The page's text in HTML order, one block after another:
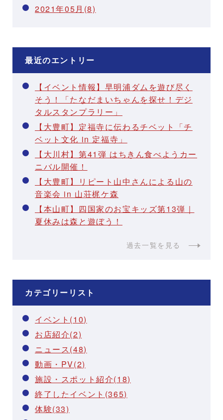
2021年05月(8)
最近のエントリー
【イベント情報】早明浦ダムを遊び尽く
そう！「たなだまいちゃんを探せ！デジ
タルスタンプラリー」
【大豊町】定福寺に伝わるチベット「チ
ベット文化 in 定福寺」
【大川村】第41弾 はちきん食べようカー
ニバル開催！
【大豊町】リピート山中さんによる山の
音楽会 in 山荘梶ケ森
【本山町】四国家のお宝キッズ第13弾｜
夏休みは森と遊ぼう！
過去一覧を見る
カテゴリーリスト
イベント(10)
お店紹介(2)
ニュース(48)
動画・PV(2)
施設・スポット紹介(18)
終了したイベント(365)
体験(33)